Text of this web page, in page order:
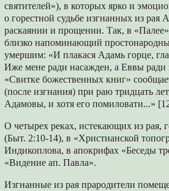
святителей»), в которых ярко и
о горестной судьбе изгнанных из
раскаянии и прощении. Так, в
близко напоминающий
умершим: «И плакася Адамь горце,
Иже мене ради насажден, а Еввы ради
«Свитке божественных книг»
(после изгнания) при раю тридцать
Адамовы, и хотя его помиловати...»
О четырех реках, истекающих из рая,
(Быт. 2:10-14), в «Христианской
Индикоплова, в апокрифах «Беседы
«Видение ап. Павла».
Изгнанные из рая прародители